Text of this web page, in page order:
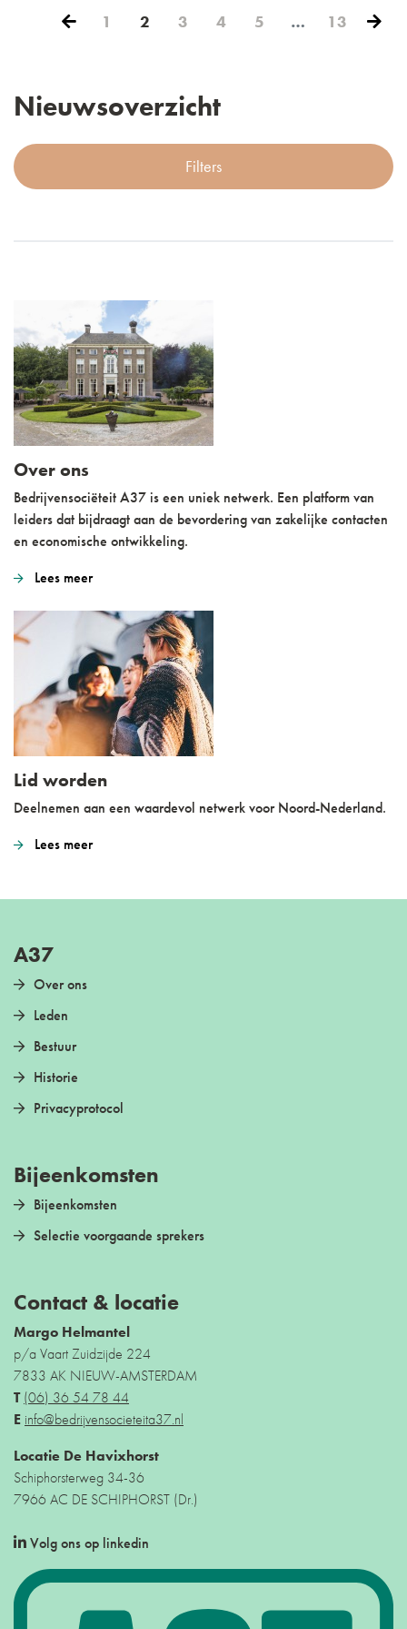
Nieuwsoverzicht
Filters
1 2 3 4 5 … 13
Over ons
Bedrijvensociëteit A37 is een uniek netwerk. Een platform van
leiders dat bijdraagt aan de bevordering van zakelijke contacten
en economische ontwikkeling.
Lees meer
Lid worden
Deelnemen aan een waardevol netwerk voor Noord-Nederland.
Lees meer
A37
Over ons
Leden
Bestuur
Historie
Privacyprotocol
Bijeenkomsten
Bijeenkomsten
Selectie voorgaande sprekers
Contact & locatie
Margo Helmantel
p/a Vaart Zuidzijde 224
7833 AK NIEUW-AMSTERDAM
T (06) 36 54 78 44
E info@bedrijvensocieteita37.nl
Locatie De Havixhorst
Schiphorsterweg 34-36
7966 AC DE SCHIPHORST (Dr.)
Volg ons op linkedin